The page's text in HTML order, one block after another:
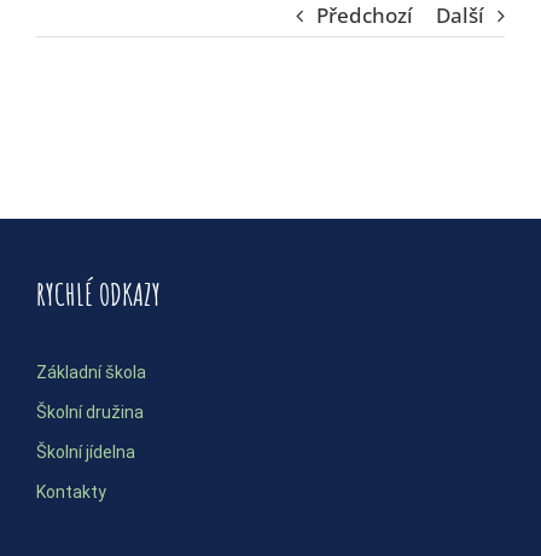
Předchozí Další
RYCHLÉ ODKAZY
Základní škola
Školní družina
Školní jídelna
Kontakty